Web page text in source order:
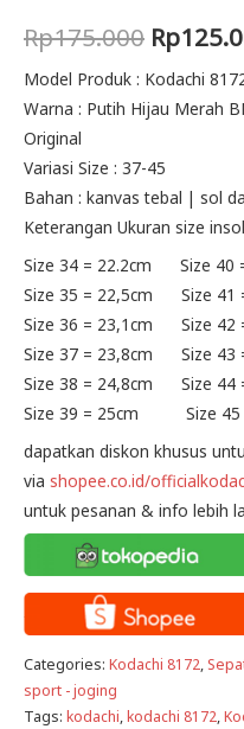
Rp175.000 Original
price
was:
Rp
Model Produk : Kodachi
Warna : Putih Hijau Merah
Original
Variasi Size : 37-45
Bahan : kanvas tebal | sol
Keterangan Ukuran size
Size 34 = 22.2cm Size 40
Size 35 = 22,5cm Size 41
Size 36 = 23,1cm Size 42
Size 37 = 23,8cm Size 43
Size 38 = 24,8cm Size 44
Size 39 = 25cm Size 45
dapatkan diskon khusus
via shopee.co.id/
untuk pesanan & info lebih
Categories: Kodachi 8172,
sport - joging
Tags: kodachi,kodachi 8172,